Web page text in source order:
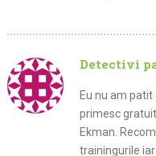
Detectivi
Eu nu am patit
primesc
Ekman.
trainingurile